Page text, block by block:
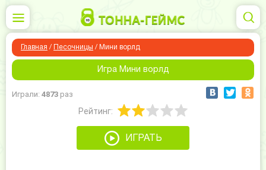
Главная / Песочницы / Мини ворлд
Игра Мини ворлд
Играли: 4873 раз
Рейтинг:
ИГРАТЬ